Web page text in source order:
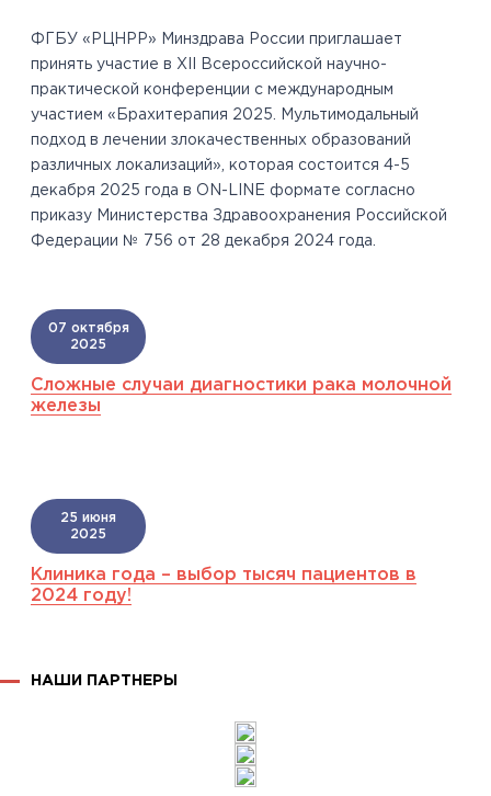
ФГБУ «РЦНРР» Минздрава России приглашает
принять участие в XII Всероссийской научно-
практической конференции с международным
участием «Брахитерапия 2025. Мультимодальный
подход в лечении злокачественных образований
различных локализаций», которая состоится 4-5
декабря 2025 года в ON-LINE формате согласно
приказу Министерства Здравоохранения Российской
Федерации № 756 от 28 декабря 2024 года.
07 октября
2025
Сложные случаи диагностики рака молочной
железы
25 июня
2025
Клиника года – выбор тысяч пациентов в
2024 году!
НАШИ ПАРТНЕРЫ